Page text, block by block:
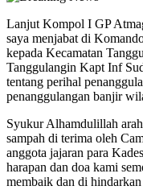
Lanjut Kompol I GP
saya menjabat di
kepada Kecamatan
Tanggulangin Kapt Inf
tentang perihal
penanggulangan banjir
Syukur Alhamdulillah
sampah di terima oleh
anggota jajaran para
harapan dan doa kami
membaik dan di